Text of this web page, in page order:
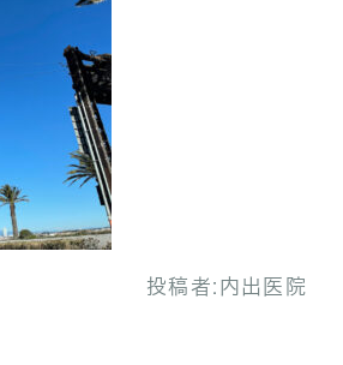
投稿者: 内出医院